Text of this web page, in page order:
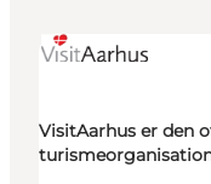
VisitAarhus er den